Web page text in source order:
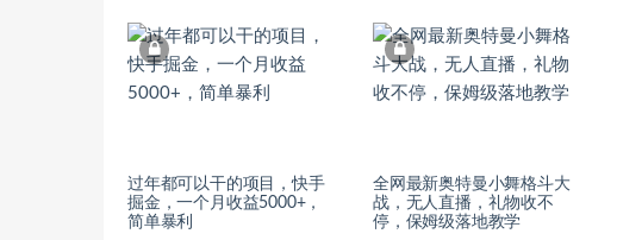
过年都可以干的项目，快手
掘金，一个月收益5000+，
简单暴利
全网最新奥特曼小舞格斗大
战，无人直播，礼物收不
停，保姆级落地教学